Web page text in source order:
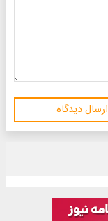
ارسال دیدگاه